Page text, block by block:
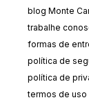
blog Monte
trabalhe
formas de
política de
política de
termos de uso